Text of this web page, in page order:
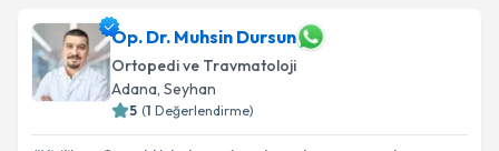
Op. Dr. Muhsin Dursun
Ortopedi ve Travmatoloji
Adana, Seyhan
5 (1 Değerlendirme)